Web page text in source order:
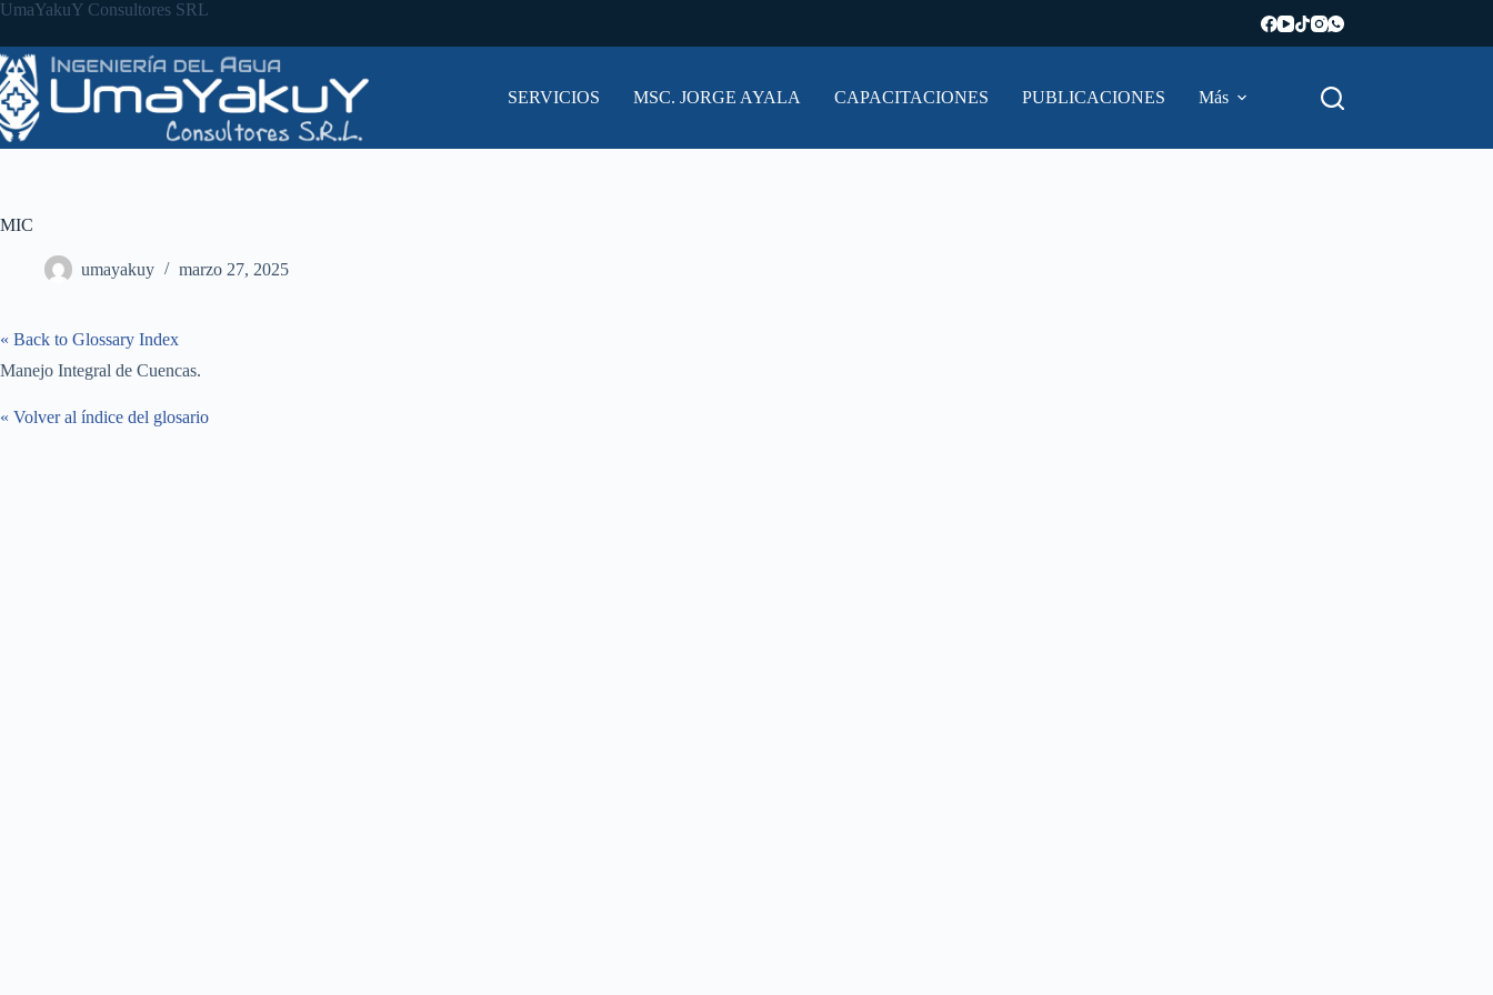
Saltar
contenido
UmaYakuY Consultores SRL
SERVICIOS MSC. JORGE AYALA CAPACITACIONES PUBLICACIONES Más
MIC
umayakuy marzo 27, 2025
« Back to Glossary Index
Manejo Integral de Cuencas.
« Volver al índice del glosario